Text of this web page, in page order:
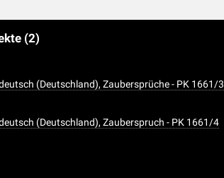
(2)
(Deutschland), Zaubersprüche - PK 1661/3
(Deutschland), Zauberspruch - PK 1661/4